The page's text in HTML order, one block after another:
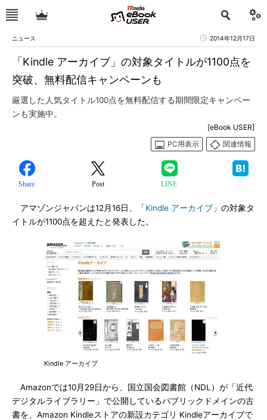
ニュース 2014年12月17日
「Kindle アーカイブ」の対象タイトルが1100点を
突破、無料配信キャンペーンも
厳選した人気タイトル100点を無料配信する期間限定キャンペー
ンも実施中。
[eBook USER]
PC用表示
関連情報
Share Post LINE
アマゾンジャパンは12月16日、「Kindle アーカイブ 」の対象タ
イトルが1100点を超えたと発表した。
Kindle アーカイブ
Amazonでは10月29日から、国立国会図書館（NDL）が「近代
デジタルライブラリー」で公開しているパブリックドメインの古
書を、Amazon Kindleストアの新設カテゴリ Kindleアーカイブで